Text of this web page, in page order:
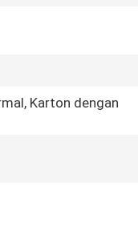
Karton dengan